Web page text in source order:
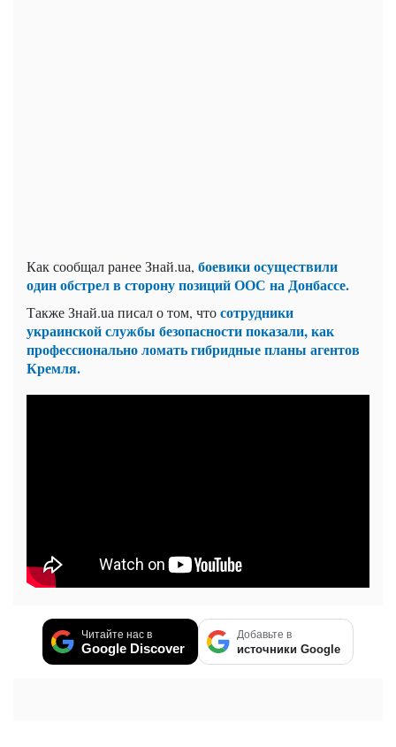
Как сообщал ранее Знай.uа, боевики осуществили
один обстрел в сторону позиций ООС на Донбассе.
Также Знай.uа писал о том, чтосотрудники
украинской службы безопасности показали, как
профессионально ломать гибридные планы агентов
Кремля.
Читайте нас в
Google Discover
Добавьте в
источники Google